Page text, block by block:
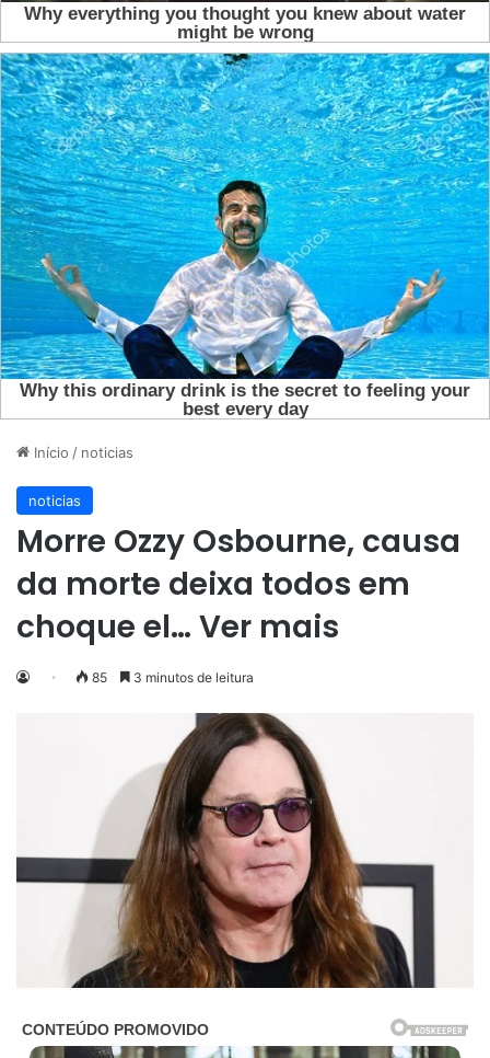
Início / noticias
noticias
Morre Ozzy Osbourne, causa
da morte deixa todos em
choque el… Ver mais
85 3 minutos de leitura